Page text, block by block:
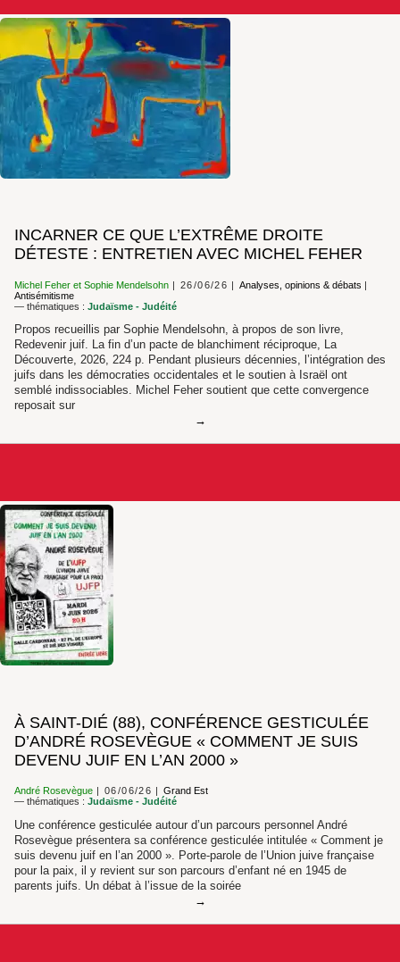
INCARNER CE QUE L’EXTRÊME DROITE
DÉTESTE : ENTRETIEN AVEC MICHEL FEHER
Michel Feher et Sophie Mendelsohn 26/06/26 Analyses, opinions & débats |
Antisémitisme
— thématiques : Judaïsme - Judéité
Propos recueillis par Sophie Mendelsohn, à propos de son livre,
Redevenir juif. La fin d’un pacte de blanchiment réciproque, La
Découverte, 2026, 224 p. Pendant plusieurs décennies, l’intégration des
juifs dans les démocraties occidentales et le soutien à Israël ont
semblé indissociables. Michel Feher soutient que cette convergence
reposait sur
À SAINT-DIÉ (88), CONFÉRENCE GESTICULÉE
D’ANDRÉ ROSEVÈGUE « COMMENT JE SUIS
DEVENU JUIF EN L’AN 2000 »
André Rosevègue 06/06/26
Grand Est
— thématiques : Judaïsme - Judéité
Une conférence gesticulée autour d’un parcours personnel André
Rosevègue présentera sa conférence gesticulée intitulée « Comment je
suis devenu juif en l’an 2000 ». Porte-parole de l’Union juive française
pour la paix, il y revient sur son parcours d’enfant né en 1945 de
parents juifs. Un débat à l’issue de la soirée